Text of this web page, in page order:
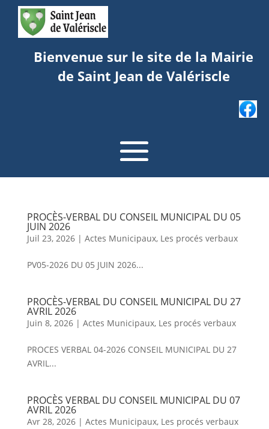
Bienvenue sur le site de la Mairie
de Saint Jean de Valériscle
PROCÈS-VERBAL DU CONSEIL MUNICIPAL DU 05
JUIN 2026
Juil 23, 2026| Actes Municipaux, Les procés verbaux
PV05-2026 DU 05 JUIN 2026...
PROCÈS-VERBAL DU CONSEIL MUNICIPAL DU 27
AVRIL 2026
Juin 8, 2026| Actes Municipaux, Les procés verbaux
PROCES VERBAL 04-2026 CONSEIL MUNICIPAL DU 27
AVRIL...
PROCÈS VERBAL DU CONSEIL MUNICIPAL DU 07
AVRIL 2026
Avr 28, 2026| Actes Municipaux, Les procés verbaux